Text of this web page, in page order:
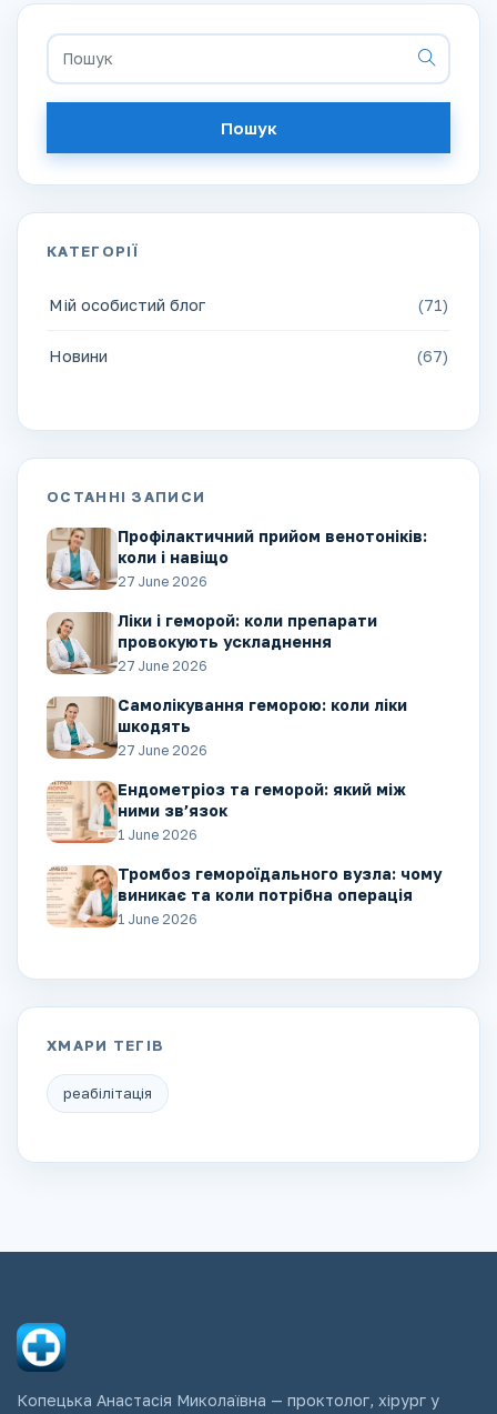
Пошук
КАТЕГОРІЇ
Мій особистий блог (71)
Новини (67)
ОСТАННІ ЗАПИСИ
Профілактичний прийом венотоніків:
коли і навіщо
27 June 2026
Ліки і геморой: коли препарати
провокують ускладнення
27 June 2026
Самолікування геморою: коли ліки
шкодять
27 June 2026
Ендометріоз та геморой: який між
ними зв’язок
1 June 2026
Тромбоз гемороїдального вузла: чому
виникає та коли потрібна операція
1 June 2026
ХМАРИ ТЕГІВ
реабілітація
Копецька Анастасія Миколаївна — проктолог, хірург у